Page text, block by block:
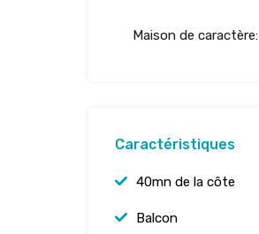
Maison de caractère:
Caractéristiques
40mn de la côte
Balcon